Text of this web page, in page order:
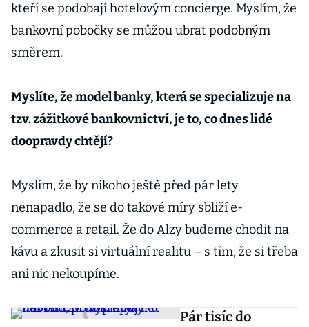
kteří se podobají hotelovým concierge. Myslím, že
bankovní pobočky se můžou ubrat podobným
směrem.
Myslíte, že model banky, která se specializuje na
tzv. zážitkové bankovnictví, je to, co dnes lidé
doopravdy chtějí?
Myslím, že by nikoho ještě před pár lety
nenapadlo, že se do takové míry sbliží e-
commerce a retail. Že do Alzy budeme chodit na
kávu a zkusit si virtuální realitu – s tím, že si třeba
ani nic nekoupíme.
Pár tisíc do